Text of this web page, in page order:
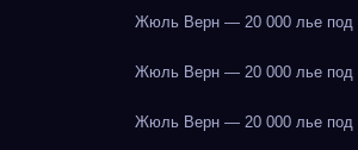
Жюль Верн — 20 000 лье под
Жюль Верн — 20 000 лье под
Жюль Верн — 20 000 лье под